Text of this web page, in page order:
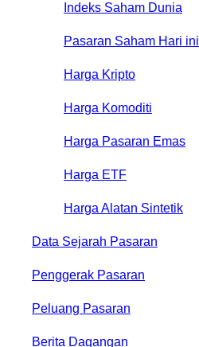
Indeks Saham Dunia
Pasaran Saham Hari ini
Harga Kripto
Harga Komoditi
Harga Pasaran Emas
Harga ETF
Harga Alatan Sintetik
Data Sejarah Pasaran
Penggerak Pasaran
Peluang Pasaran
Berita Dagangan